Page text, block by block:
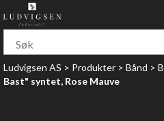
Ludvigsen AS>Produkter>Bånd>
Bast" syntet, Rose Mauve